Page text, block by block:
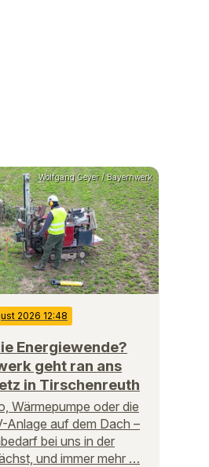
Wolfgang Geyer / Bayernwerk
2026 12:48
Energiewende?
geht ran ans
in Tirschenreuth
Wärmepumpe oder die
Anlage auf dem Dach –
bei uns in der
und immer mehr …